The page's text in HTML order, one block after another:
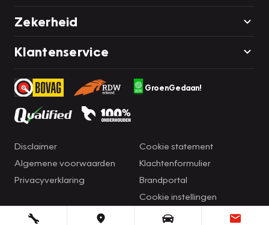
Zekerheid
Klantenservice
GroenGedaan!
Disclaimer
Algemene voorwaarden
Privacyverklaring
Cookie statement
Klachtenformulier
Brandportal
Cookie instellingen